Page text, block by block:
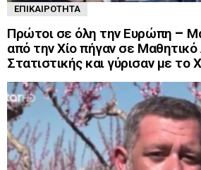
ΕΠΙΚΑΙΡΌΤΗΤΑ
Πρώτοι σε όλη την Ευρώπη –
από την Χίο πήγαν σε
Στατιστικής και γύρισαν με το